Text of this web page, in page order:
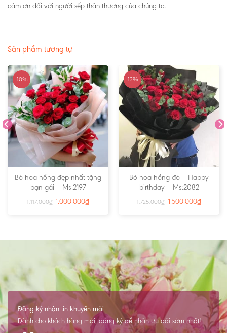
cảm ơn đối với người sếp thân thương của chúng ta.
Sản phẩm tương tự
-10%
Bó hoa hồng đẹp nhất tặng
bạn gái – Ms:2197
1.117.000₫ 1.000.000₫
-13%
Bó hoa hồng đỏ – Happy
birthday – Ms:2082
1.725.000₫ 1.500.000₫
Đăng ký nhận tin khuyến mãi
Dành cho khách hàng mới, đăng ký để nhận ưu đãi sớm nhất!